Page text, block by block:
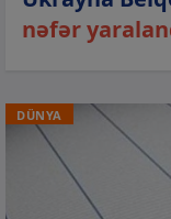
nəfər
DÜNYA